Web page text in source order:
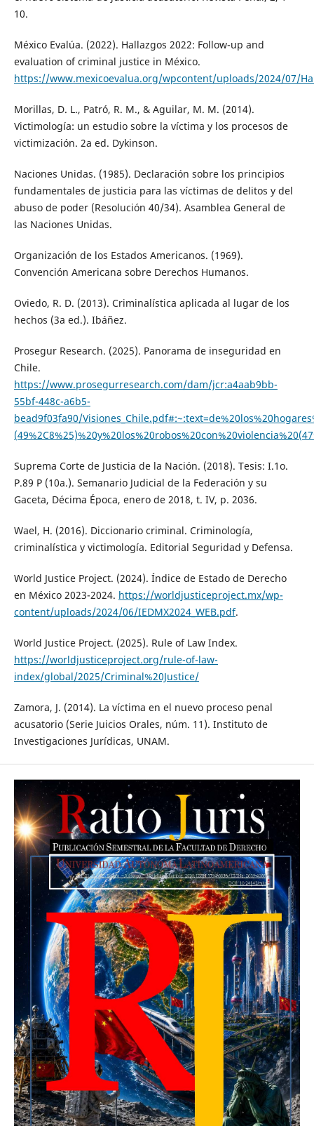
10.
México Evalúa. (2022). Hallazgos 2022: Follow-up and
evaluation of criminal justice in México.
https://www.mexicoevalua.org/wpcontent/uploads/2024/07/
Morillas, D. L., Patró, R. M., & Aguilar, M. M. (2014).
Victimología: un estudio sobre la víctima y los procesos de
victimización. 2a ed. Dykinson.
Naciones Unidas. (1985). Declaración sobre los principios
fundamentales de justicia para las víctimas de delitos y del
abuso de poder (Resolución 40/34). Asamblea General de
las Naciones Unidas.
Organización de los Estados Americanos. (1969).
Convención Americana sobre Derechos Humanos.
Oviedo, R. D. (2013). Criminalística aplicada al lugar de los
hechos (3a ed.). Ibáñez.
Prosegur Research. (2025). Panorama de inseguridad en
Chile.
https://www.prosegurresearch.com/dam/jcr:a4aab9bb-
55bf-448c-a6b5-
bead9f03fa90/
Suprema Corte de Justicia de la Nación. (2018). Tesis: I.1o.
P.89 P (10a.). Semanario Judicial de la Federación y su
Gaceta, Décima Época, enero de 2018, t. IV, p. 2036.
Wael, H. (2016). Diccionario criminal. Criminología,
criminalística y victimología. Editorial Seguridad y Defensa.
World Justice Project. (2024). Índice de Estado de Derecho
en México 2023-2024. https://worldjusticeproject.mx/wp-
content/uploads/2024/06/IEDMX2024_WEB.pdf.
World Justice Project. (2025). Rule of Law Index.
https://worldjusticeproject.org/rule-of-law-
index/global/2025/Criminal%20Justice/
Zamora, J. (2014). La víctima en el nuevo proceso penal
acusatorio (Serie Juicios Orales, núm. 11). Instituto de
Investigaciones Jurídicas, UNAM.